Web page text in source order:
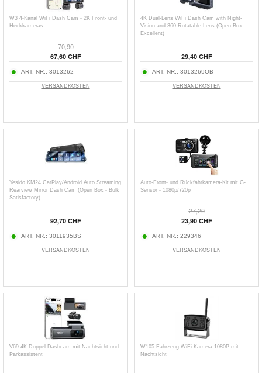
W3 4-Kanal WiFi Dash Cam - 2K Front- und
Heckkameras
70,90
67,60 CHF
ART. NR.: 3013262
VERSANDKOSTEN
4K Dual-Lens WiFi Dash Cam with Night-
Vision and 360 Rotatable Lens (Open Box -
Excellent)
29,40 CHF
ART. NR.: 3013269OB
VERSANDKOSTEN
Yesido KM24 CarPlay/Android Auto Streaming
Rearview Mirror Dash Cam (Open Box - Bulk
Satisfactory)
92,70 CHF
ART. NR.: 3011935BS
VERSANDKOSTEN
Auto-Front- und Rückfahrkamera-Kit mit G-
Sensor - 1080p/720p
27,20
23,90 CHF
ART. NR.: 229346
VERSANDKOSTEN
V69 4K-Doppel-Dashcam mit Nachtsicht und
Parkassistent
W105 Fahrzeug-WiFi-Kamera 1080P mit
Nachtsicht